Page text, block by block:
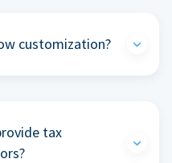
customization?
tax